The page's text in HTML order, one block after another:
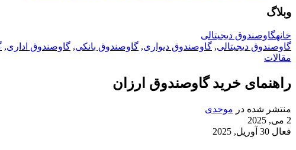
وبلاگ
خانهگاوصندوق دیجیتالی
گاوصندوق دیجیتالی, گاوصندوق دیواری, گاوصندوق بانکی, گاوصندوق اداری,
مقالات
راهنمای خرید گاوصندوق ارزان
منتشر شده در موحدی
2 می, 2025
فعال 30 آوریل, 2025